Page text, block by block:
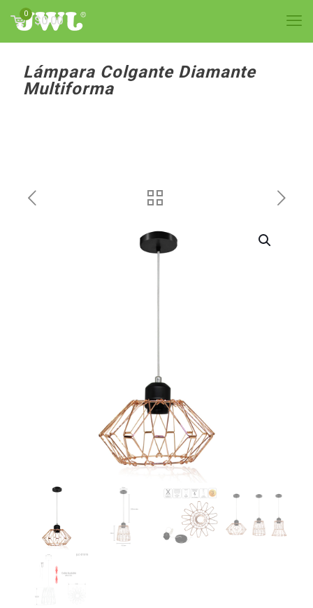
0
$0.00
Lámpara Colgante Diamante
Multiforma